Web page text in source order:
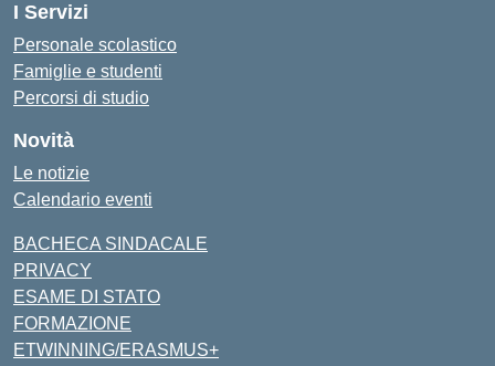
I Servizi
Personale scolastico
Famiglie e studenti
Percorsi di studio
Novità
Le notizie
Calendario eventi
BACHECA SINDACALE
PRIVACY
ESAME DI STATO
FORMAZIONE
ETWINNING/ERASMUS+